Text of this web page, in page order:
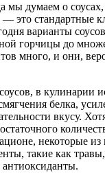
мы думаем о
это стандартные
варианты
горчицы до
много, и они,
в кулинарии
белка,
вкусу.
некоторые из
такие как